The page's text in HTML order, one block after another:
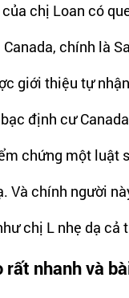
chị Loan có
chính là
giới thiệu tự
định cư
chứng một luật
Và chính người
chị L nhẹ dạ
rất nhanh và